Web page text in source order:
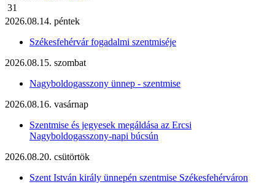
31
2026.08.14. péntek
Székesfehérvár fogadalmi szentmiséje
2026.08.15. szombat
Nagyboldogasszony ünnep - szentmise
2026.08.16. vasárnap
Szentmise és jegyesek megáldása az Ercsi
Nagyboldogasszony-napi búcsún
2026.08.20. csütörtök
Szent István király ünnepén szentmise Székesfehérváron